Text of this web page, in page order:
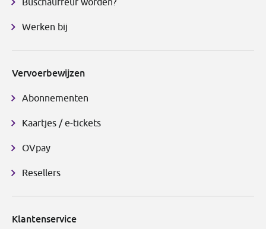
Werken bij
Vervoerbewijzen
Abonnementen
Kaartjes / e-tickets
OVpay
Resellers
Klantenservice